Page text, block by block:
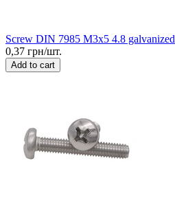
Screw DIN 7985 M3x5 4.8 galvanized
0,37 грн/шт.
Add to cart